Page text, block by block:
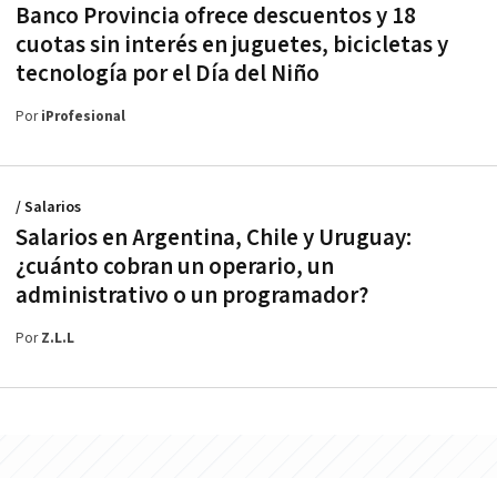
Banco Provincia ofrece descuentos y 18
cuotas sin interés en juguetes, bicicletas y
tecnología por el Día del Niño
PoriProfesional
Salarios en Argentina, Chile y Uruguay:
¿cuánto cobran un operario, un
administrativo o un programador?
/ Salarios
PorZ.L.L